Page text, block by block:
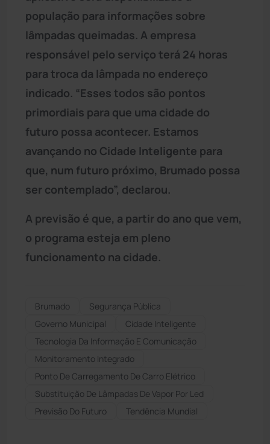
população para informações sobre
lâmpadas queimadas. A empresa
responsável pelo serviço terá 24 horas
para troca da lâmpada no endereço
indicado. “Esses todos são pontos
primordiais para que uma cidade do
futuro possa acontecer. Estamos
avançando no Cidade Inteligente para
que, num futuro próximo, Brumado possa
ser contemplado”, declarou.
A previsão é que, a partir do ano que vem,
o programa esteja em pleno
funcionamento na cidade.
Brumado
Segurança Pública
Governo Municipal
Cidade Inteligente
Tecnologia Da Informação E Comunicação
Monitoramento Integrado
Ponto De Carregamento De Carro Elétrico
Substituição De Lâmpadas De Vapor Por Led
Previsão Do Futuro
Tendência Mundial